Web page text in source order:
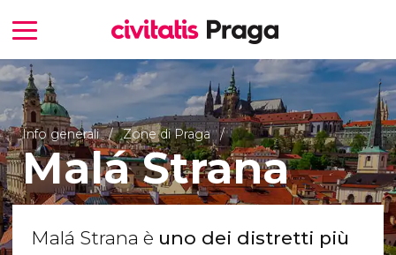
Info generali Zone di Praga
Malá Strana
Malá Strana è uno dei distretti più